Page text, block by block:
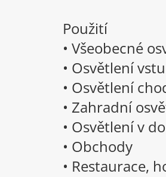
Použití
• Všeobecné
• Osvětlení
• Osvětlení
• Zahradní
• Osvětlení v
• Obchody
• Restaurace,